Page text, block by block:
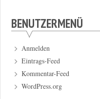
BENUTZERMENÜ
Anmelden
Eintrags-Feed
Kommentar-Feed
WordPress.org